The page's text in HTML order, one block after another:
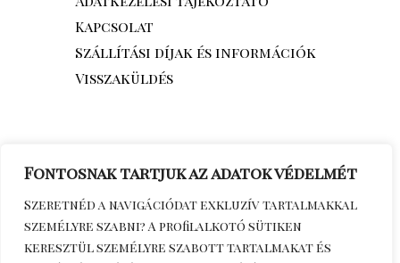
Fontosnak tartjuk az adatok védelmét
Szeretnéd a navigációdat exkluzív tartalmakkal
személyre szabni? A profilalkotó sütiken
keresztül személyre szabott tartalmakat és
Kapcsolat
Szállítási díjak és információk
Visszaküldés